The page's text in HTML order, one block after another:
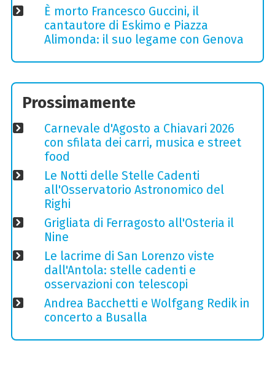
È morto Francesco Guccini, il
cantautore di Eskimo e Piazza
Alimonda: il suo legame con Genova
Prossimamente
Carnevale d'Agosto a Chiavari 2026
con sfilata dei carri, musica e street
food
Le Notti delle Stelle Cadenti
all'Osservatorio Astronomico del
Righi
Grigliata di Ferragosto all'Osteria il
Nine
Le lacrime di San Lorenzo viste
dall'Antola: stelle cadenti e
osservazioni con telescopi
Andrea Bacchetti e Wolfgang Redik in
concerto a Busalla